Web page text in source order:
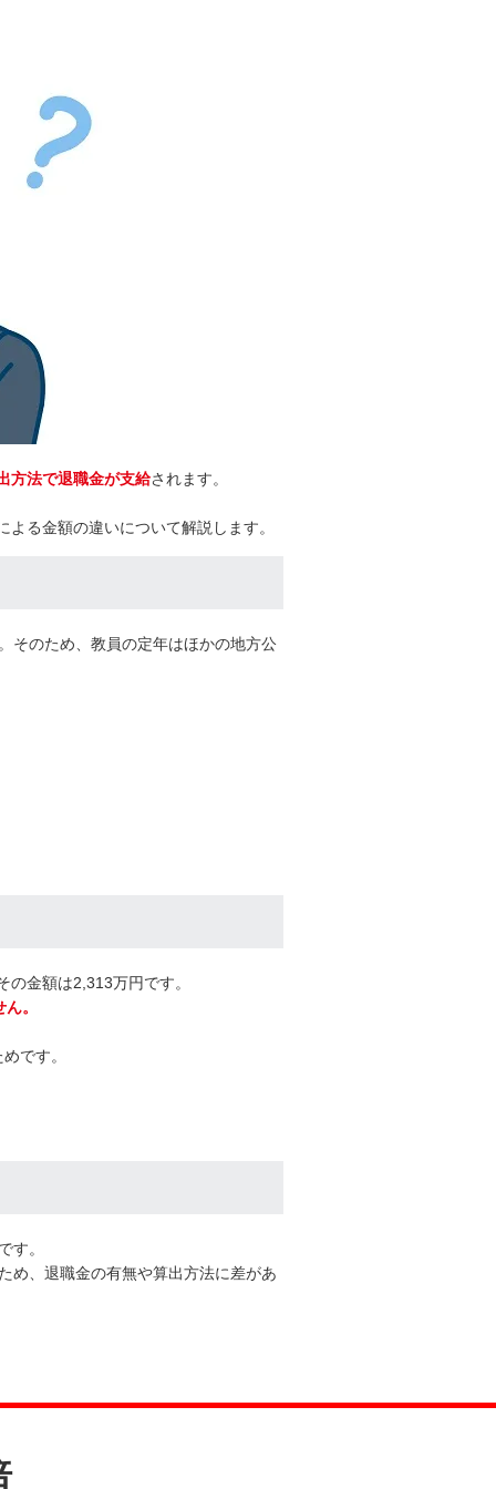
方法で退職金が支給されます。
る金額の違いについて解説します。
そのため、教員の定年はほかの地方公
金額は2,313万円です。
。
です。
す。
め、退職金の有無や算出方法に差があ